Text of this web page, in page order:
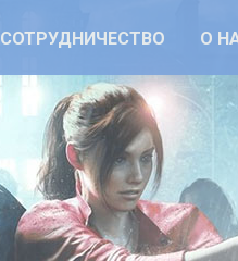
СОТРУДНИЧЕСТВО О